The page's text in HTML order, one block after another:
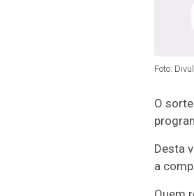
Foto:
O
Desta
a